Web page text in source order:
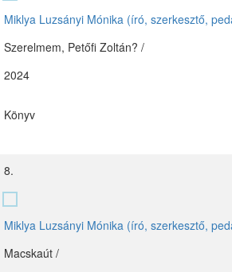
Miklya Luzsányi Mónika (író, szerkesztő,
Szerelmem, Petőfi Zoltán? /
2024
Könyv
8.
Miklya Luzsányi Mónika (író, szerkesztő,
Macskaút /